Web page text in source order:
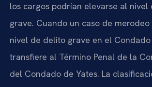
los cargos podrían elevarse al nivel
grave. Cuando un caso de
nivel de delito grave en el Condado
transfiere al Término Penal de la
del Condado de Yates. La